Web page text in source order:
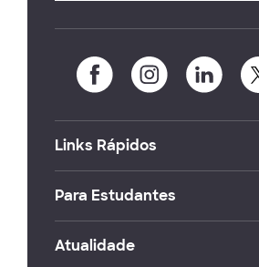
Links Rápidos
Para Estudantes
Atualidade